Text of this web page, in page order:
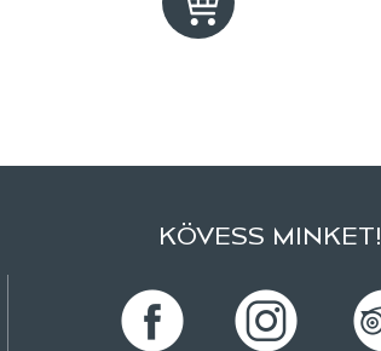
KÖVESS MINKET!